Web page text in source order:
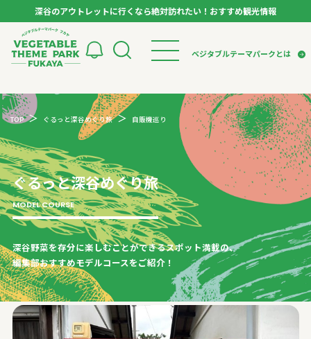
深谷のアウトレットに行くなら絶対訪れたい！おすすめ観光情報
ベジタブルテーマパークとは
検索
トップページ
モデルコース
スポット
イベント
体験
特集記事
ベジタブルテーマパークとは
VTPキャストミーティング
パートナー企業について
市長インタビュー
生産者インタビュー
アンバサダー
お役立ち情報
レシピ集
TOP ぐるっと深谷めぐり旅 自販機巡り
ぐるっと深谷めぐり旅
MODEL COURSE
深谷野菜を存分に楽しむことができるスポット満載の、
編集部おすすめモデルコースをご紹介！